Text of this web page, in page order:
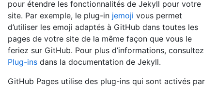
pour étendre les fonctionnalités de Jekyll pour votre
site. Par exemple, le plug-in jemoji vous permet
d’utiliser les emoji adaptés à GitHub dans toutes les
pages de votre site de la même façon que vous le
feriez sur GitHub. Pour plus d’informations, consultez
Plug-ins dans la documentation de Jekyll.
GitHub Pages utilise des plug-ins qui sont activés par